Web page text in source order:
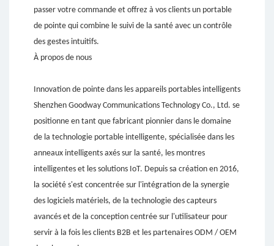
passer votre commande et offrez à vos clients un portable
de pointe qui combine le suivi de la santé avec un contrôle
des gestes intuitifs.
À propos de nous
Innovation de pointe dans les appareils portables intelligents
Shenzhen Goodway Communications Technology Co., Ltd. se
positionne en tant que fabricant pionnier dans le domaine
de la technologie portable intelligente, spécialisée dans les
anneaux intelligents axés sur la santé, les montres
intelligentes et les solutions IoT. Depuis sa création en 2016,
la société s'est concentrée sur l'intégration de la synergie
des logiciels matériels, de la technologie des capteurs
avancés et de la conception centrée sur l'utilisateur pour
servir à la fois les clients B2B et les partenaires ODM / OEM